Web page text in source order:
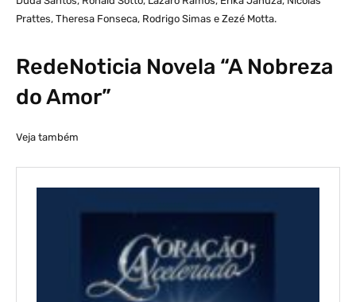
Prattes, Theresa Fonseca, Rodrigo Simas e Zezé Motta.
RedeNoticia Novela “A Nobreza
do Amor”
Veja também